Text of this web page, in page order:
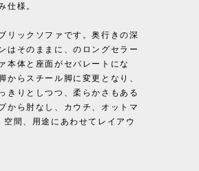
仕様。
リックソファです。奥行きの深
はそのままに、のロングセラー
本体と座面がセパレートにな
からスチール脚に変更となり、
きりとしつつ、柔らかさもある
から肘なし、カウチ、オットマ
間、用途にあわせてレイアウ